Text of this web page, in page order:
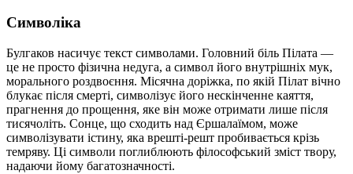
Символіка
Булгаков насичує текст символами. Головний біль Пілата —
це не просто фізична недуга, а символ його внутрішніх мук,
морального роздвоєння. Місячна доріжка, по якій Пілат вічно
блукає після смерті, символізує його нескінченне каяття,
прагнення до прощення, яке він може отримати лише після
тисячоліть. Сонце, що сходить над Єршалаїмом, може
символізувати істину, яка врешті-решт пробивається крізь
темряву. Ці символи поглиблюють філософський зміст твору,
надаючи йому багатозначності.